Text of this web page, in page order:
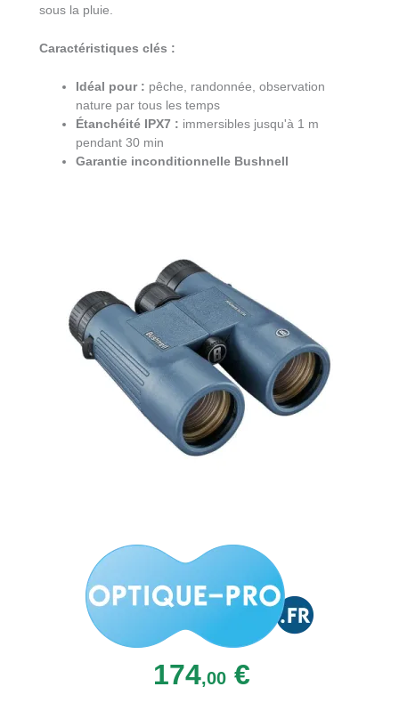
sous la pluie.
Caractéristiques clés :
Idéal pour : pêche, randonnée, observation
nature par tous les temps
Étanchéité IPX7 : immersibles jusqu'à 1 m
pendant 30 min
Garantie inconditionnelle Bushnell
174,00 €